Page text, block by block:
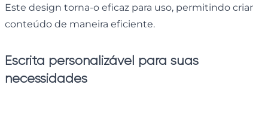
Este design torna-o eficaz para uso, permitindo criar
conteúdo de maneira eficiente.
Escrita personalizável para suas
necessidades